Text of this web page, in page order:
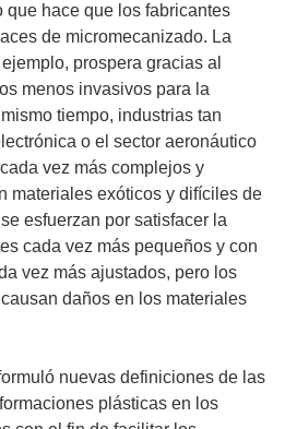
que hace que los fabricantes
de micromecanizado. La
prospera gracias al
menos invasivos para la
tiempo, industrias tan
o el sector aeronáutico
vez más complejos y
materiales exóticos y difíciles de
esfuerzan por satisfacer la
cada vez más pequeños y con
vez más ajustados, pero los
daños en los materiales
nuevas definiciones de las
plásticas en los